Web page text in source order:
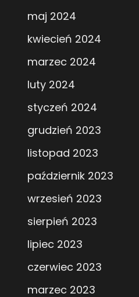
maj 2024
kwiecień 2024
marzec 2024
luty 2024
styczeń 2024
grudzień 2023
listopad 2023
październik 2023
wrzesień 2023
sierpień 2023
lipiec 2023
czerwiec 2023
marzec 2023